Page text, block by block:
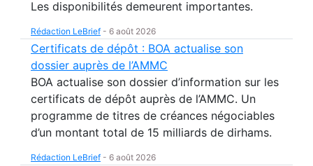
Les disponibilités demeurent importantes.
Rédaction LeBrief - 6 août 2026
Certificats de dépôt : BOA actualise son
dossier auprès de l’AMMC
BOA actualise son dossier d’information sur les
certificats de dépôt auprès de l’AMMC. Un
programme de titres de créances négociables
d’un montant total de 15 milliards de dirhams.
Rédaction LeBrief - 6 août 2026